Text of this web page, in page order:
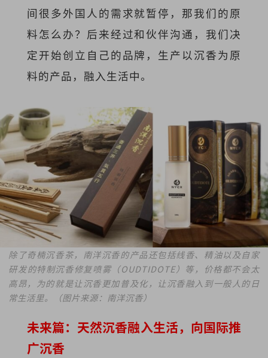
间很多外国人的需求就暂停，那我们的原
料怎么办？后来经过和伙伴沟通，我们决
定开始创立自己的品牌，生产以沉香为原
料的产品，融入生活中。
除了奇楠沉香茶，南洋沉香的产品还包括线香、精油以及自家
研发的特制沉香修复喷雾（OUDTIDOTE）等，价格都不会太
高昂，为的就是让沉香更加普及化，让沉香融入到一般人的日
常生活里。（图片来源：南洋沉香）
未来篇：天然沉香融入生活，向国际推
广沉香